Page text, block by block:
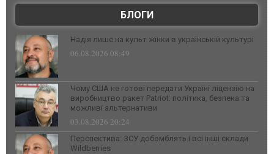
БЛОГИ
Надія лише на культ жінки в українській культурі
06.08.2026 08:49
Чому США не готові передати Україні ліцензію на
виробництво ракет Patriot: політика, безпека та
можливі альтернативи
03.08.2026 20:24
Перспектива: ЗСУ добомблять і всі інші склади
Wildberries